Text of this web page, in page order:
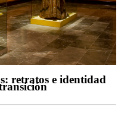
retratos e identidad